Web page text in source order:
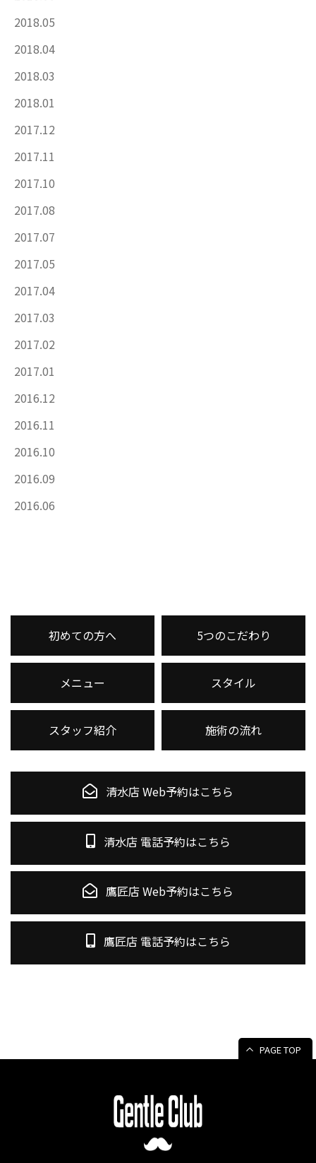
2018.05
2018.04
2018.03
2018.01
2017.12
2017.11
2017.10
2017.08
2017.07
2017.05
2017.04
2017.03
2017.02
2017.01
2016.12
2016.11
2016.10
2016.09
2016.06
初めての方へ 5つのこだわり
メニュー スタイル
スタッフ紹介 施術の流れ
清水店 Web予約はこちら
清水店 電話予約はこちら
鷹匠店 Web予約はこちら
鷹匠店 電話予約はこちら
PAGE TOP